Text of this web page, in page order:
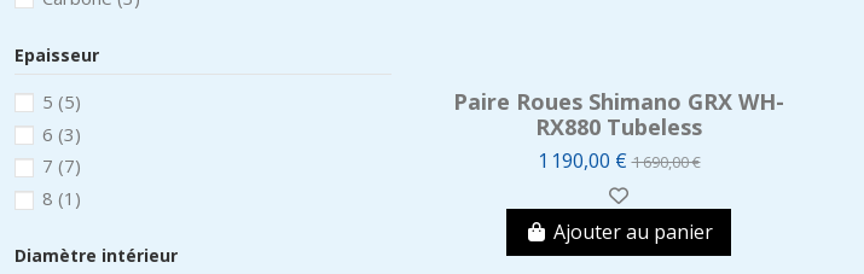
Paire Roues Shimano GRX WH-
RX880 Tubeless
1 190,00 €1 690,00 €
Ajouter au panier
Epaisseur
5 (5)
6 (3)
7 (7)
8 (1)
Diamètre intérieur